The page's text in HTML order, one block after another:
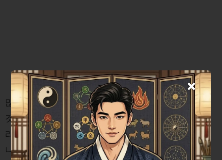
많은 사람이 퇴사와 함께 모든 것이 자동으로 정리될
것이라 믿습니다. 그러나 고용보험 자격은 본인의 관
리가 필요합니다. 사업주가 상실 신고를 하지 않았거
나, 신고가 늦어졌다면 새로운 직장에 입사할 때 겹치
×